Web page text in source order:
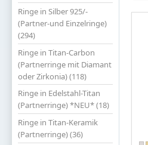
Ringe in Silber 925/-
(Partner-und Einzelringe)
(294)
Ringe in Titan-Carbon
(Partnerringe mit Diamant
oder Zirkonia) (118)
Ringe in Edelstahl-Titan
(Partnerringe) *NEU* (18)
Ringe in Titan-Keramik
(Partnerringe) (36)